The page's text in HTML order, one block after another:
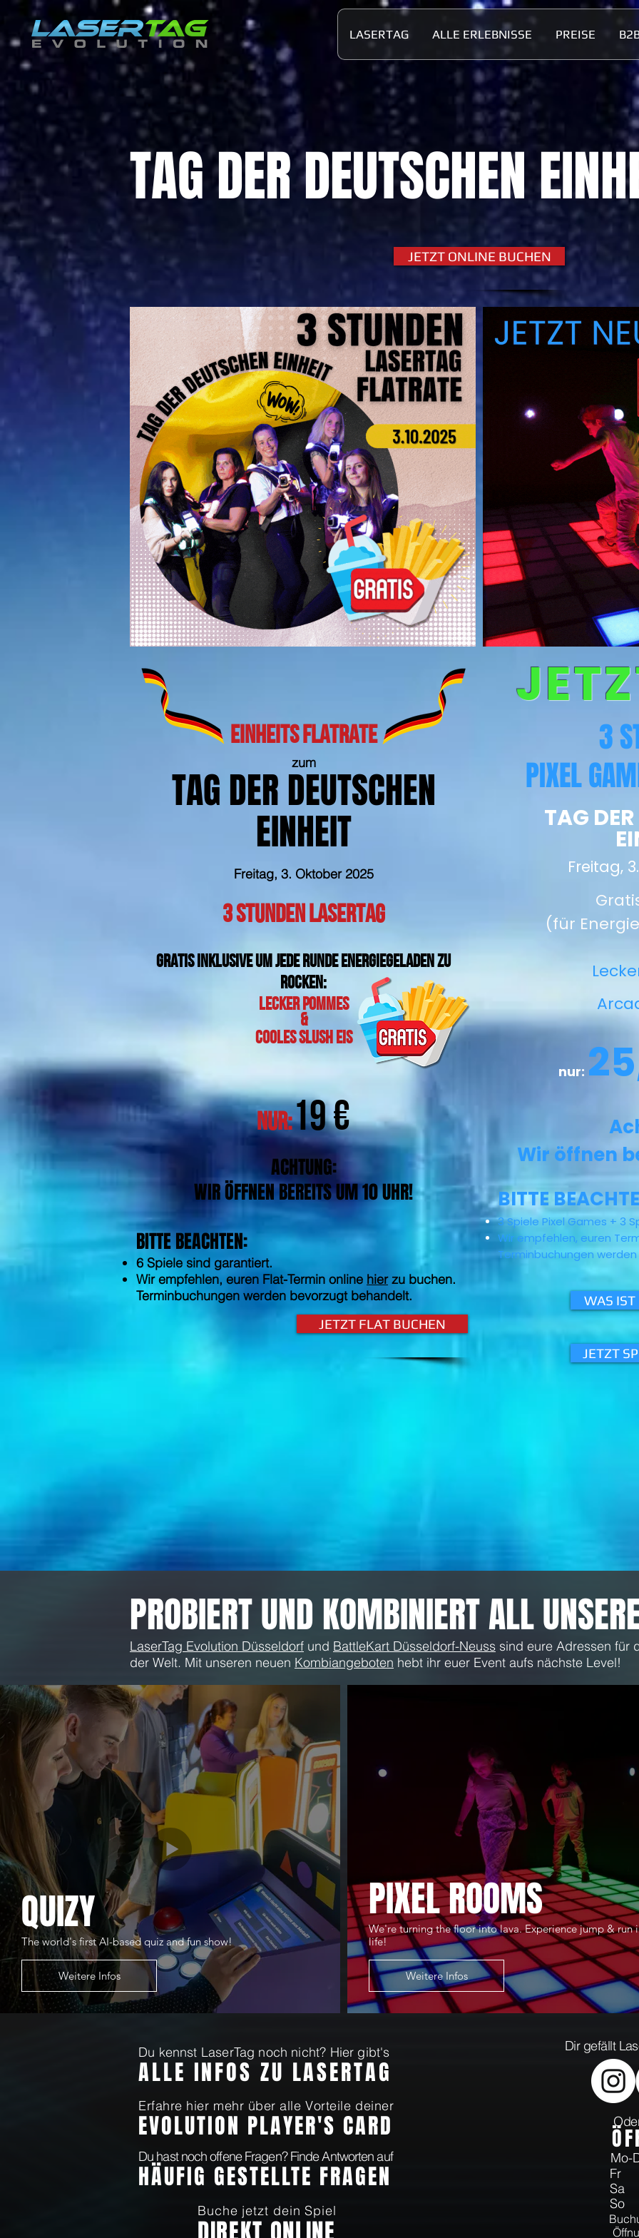
LASERTAG ALLE ERLEBNISSE PREISE
TAG DER DEUTSCHEN
JETZT ONLINE BUCHEN
EINHEITS FLATRATE
zum
TAG DER DEUTSCHEN
EINHEIT
Freitag, 3. Oktober 2025
3 STUNDEN LASERTAG
Gratis inklusive um jede Runde energiegeladen zu
rocken:
Lecker Pommes
&
cooles Slush Eis
nur:19 €
ACHTUNG:
WIR ÖFFNEN BEREITS UM 10 UHR!
BITTE BEACHTEN:
6 Spiele sind garantiert.
Wir empfehlen, euren Flat-Termin online hierzu buchen.
Terminbuchungen werden bevorzugt behandelt.
JETZT FLAT BUCHEN
3
PIXEL
TAG
Freitag,
(für
nur:
Wir öffnen
BITTE
3 Spiele Pixel Games + 3
Wir empfehlen, euren
Terminbuchungen
WAS IST
JETZT
PROBIERT UND KOMBINIERT ALL
LaserTag Evolution Düsseldorf und BattleKart Düsseldorf-Neuss sind eure Adressen für
der Welt. Mit unseren neuen Kombiangeboten hebt ihr euer Event aufs nächste Level!
QUIZY
The world's first AI-based quiz and fun show!
Weitere Infos
PIXEL ROOMS
We're turning the floor into lava. Experience jump & run
life!
Weitere Infos
Du kennst LaserTag noch nicht? Hier gibt's
ALLE INFOS ZU LASERTAG
Erfahre hier mehr über alle Vorteile deiner
EVOLUTION PLAYER'S CARD
Du hast noch offene Fragen? Finde Antworten auf
HÄUFIG GESTELLTE FRAGEN
Buche jetzt dein Spiel
Dir gefällt
Ö
Fr
Sa
So